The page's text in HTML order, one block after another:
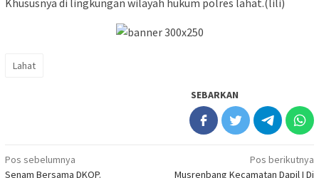
Lahat
SEBARKAN
Navigasi
Pos sebelumnya
Senam Bersama DKOP.
Pos berikutnya
Musrenbang Kecamatan Dapil I Di